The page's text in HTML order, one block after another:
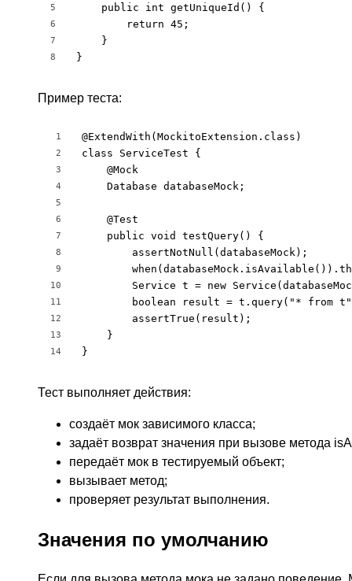
5
6
7
8
    public int getUniqueId() {
        return 45;
    }
}
Пример теста:
1
2
3
4
5
6
7
8
9
10
11
12
13
14
@ExtendWith(MockitoExtension.class)
class ServiceTest {
    @Mock
    Database databaseMock;
    @Test
    public void testQuery() {
        assertNotNull(databaseMock);
Service t = new
boolean result = t.query("* from
        assertTrue(result);
    }
}
Тест выполняет действия:
создаёт мок зависимого класса;
задаёт возврат значения при вызове метода
передаёт мок в тестируемый объект;
вызывает метод;
проверяет результат выполнения.
Значения по умолчанию